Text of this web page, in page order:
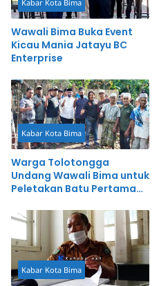
Kabar Kota Bima
Wawali Bima Buka Event
Kicau Mania Jatayu BC
Enterprise
Kabar Kota Bima
Warga Tolotongga
Undang Wawali Bima untuk
Peletakan Batu Pertama
Kabar Kota Bima